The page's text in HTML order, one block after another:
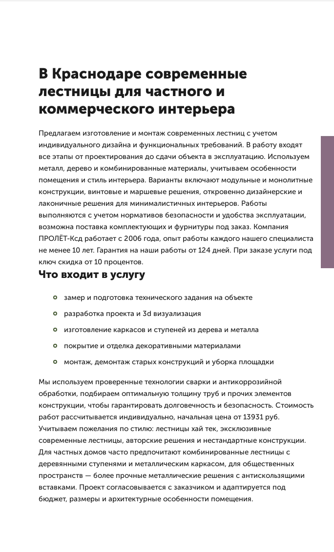
В Краснодаре современные
лестницы для частного и
коммерческого интерьера
Предлагаем изготовление и монтаж современных лестниц с учетом
индивидуального дизайна и функциональных требований. В работу входят
все этапы от проектирования до сдачи объекта в эксплуатацию. Используем
металл, дерево и комбинированные материалы, учитываем особенности
помещения и стиль интерьера. Варианты включают модульные и монолитные
конструкции, винтовые и маршевые решения, откровенно дизайнерские и
лаконичные решения для минималистичных интерьеров. Работы
выполняются с учетом нормативов безопасности и удобства эксплуатации,
возможна поставка комплектующих и фурнитуры под заказ. Компания
ПРОЛЁТ-Ксд работает с 2006 года, опыт работы каждого нашего специалиста
не менее 10 лет. Гарантия на наши работы от 124 дней. При заказе услуги под
ключ скидка от 10 процентов.
Что входит в услугу
замер и подготовка технического задания на объекте
разработка проекта и 3d визуализация
изготовление каркасов и ступеней из дерева и металла
покрытие и отделка декоративными материалами
монтаж, демонтаж старых конструкций и уборка площадки
Мы используем проверенные технологии сварки и антикоррозийной
обработки, подбираем оптимальную толщину труб и прочих элементов
конструкции, чтобы гарантировать долговечность и безопасность. Стоимость
работ рассчитывается индивидуально, начальная цена от 13931 руб.
Учитываем пожелания по стилю: лестницы хай тек, эксклюзивные
современные лестницы, авторские решения и нестандартные конструкции.
Для частных домов часто предпочитают комбинированные лестницы с
деревянными ступенями и металлическим каркасом, для общественных
пространств — более прочные металлические решения с антискользящими
вставками. Проект согласовывается с заказчиком и адаптируется под
бюджет, размеры и архитектурные особенности помещения.